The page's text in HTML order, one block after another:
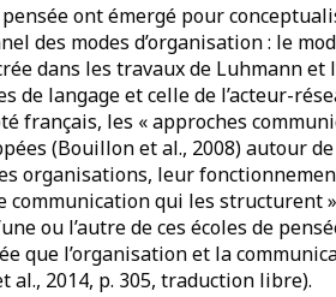
ont émergé pour
des modes d’organisation : le
dans les travaux de Luhmann
de langage et celle de l’acteur-
français, les « approches
(Bouillon et al., 2008) autour
organisations, leur
communication qui les structurent
ou l’autre de ces écoles de
que l’organisation et la
al., 2014, p. 305, traduction libre).